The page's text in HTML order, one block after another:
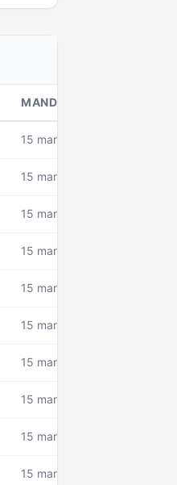
MANDAT DEPUIS
15 mars 2026
15 mars 2026
15 mars 2026
15 mars 2026
15 mars 2026
15 mars 2026
15 mars 2026
15 mars 2026
15 mars 2026
15 mars 2026